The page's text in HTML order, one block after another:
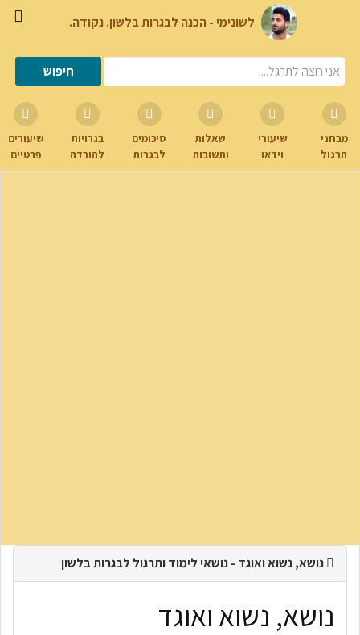
לשונימי - הכנה לבגרות בלשון. נקודה.
מבחני
תרגול
שיעורי
וידאו
שאלות
ותשובות
סיכומים
לבגרות
בגרויות
להורדה
שיעורים
פרטיים
נושא, נשוא ואוגד - נושאי לימוד ותרגול לבגרות בלשון
נושא, נשוא ואוגד